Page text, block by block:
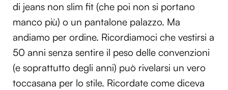
di jeans non slim fit (che poi non si portano
manco più) o un pantalone palazzo. Ma
andiamo per ordine. Ricordiamoci che vestirsi a
50 anni senza sentire il peso delle convenzioni
(e soprattutto degli anni) può rivelarsi un vero
toccasana per lo stile. Ricordate come diceva